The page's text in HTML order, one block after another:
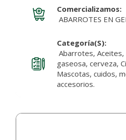
Comercializamos:
ABARROTES EN
Categoría(s):
Abarrotes, Aceites,
gaseosa, cerveza,
Mascotas, cuidos,
accesorios.